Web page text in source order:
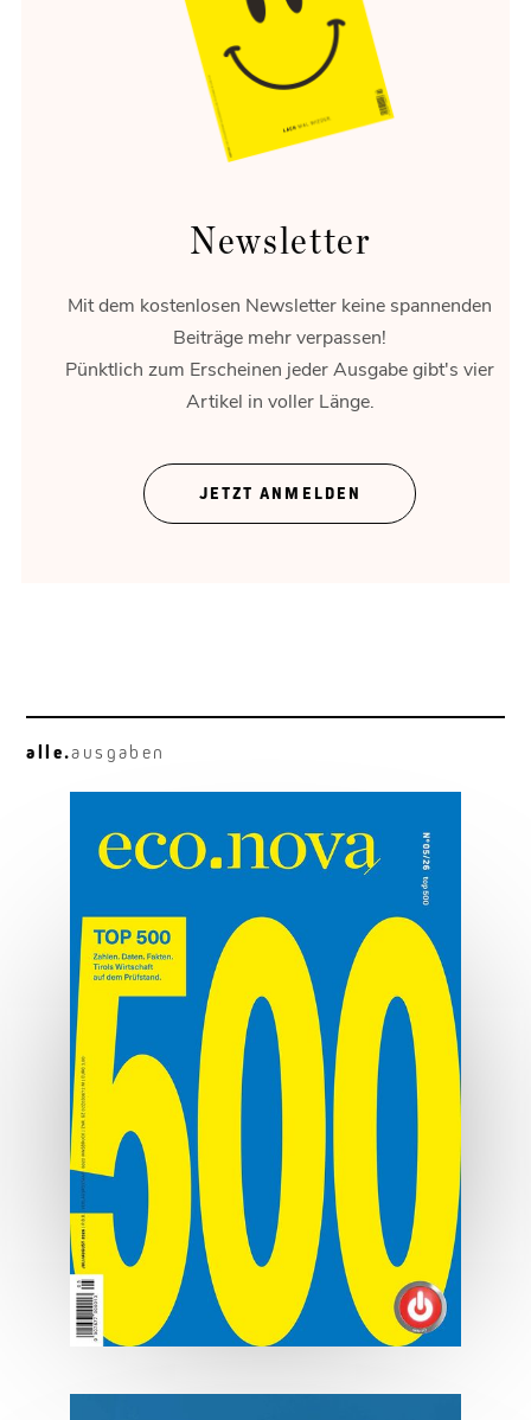
Flexibilität ist das Gold der Energiewende.
Unternehmen brauchen Raum.
Neugier vor Genialität
MEHR ERFAHREN
Newsletter
Mit dem kostenlosen Newsletter keine spannenden
Beiträge mehr verpassen!
Pünktlich zum Erscheinen jeder Ausgabe gibt's vier
Artikel in voller Länge.
JETZT ANMELDEN
alle.ausgaben